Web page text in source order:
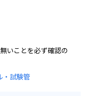
いことを必ず確認の
・試験管